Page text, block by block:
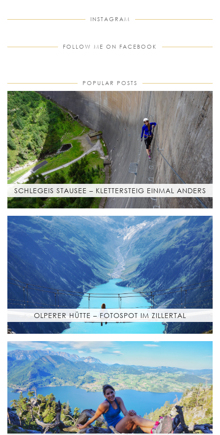
INSTAGRAM
FOLLOW ME ON FACEBOOK
POPULAR POSTS
SCHLEGEIS STAUSEE – KLETTERSTEIG EINMAL ANDERS
OLPERER HÜTTE – FOTOSPOT IM ZILLERTAL